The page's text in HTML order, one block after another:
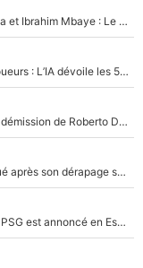
Un record bientôt explosé grâce à Bradley Barcola et Ibrahim Mbaye : Le PSG sur le point de réaliser un mercato historique ?
Zinédine Zidane va sélectionner des nouveaux joueurs : L’IA dévoile les 5 cracks qui pourraient rapidement le rejoindre en équipe de France !
Trahison de Longoria, secrets de Frank McCourt, démission de Roberto De Zerbi : Medhi Benatia se lâche sur son départ de l'OM et fait d'importantes révélations
Incendies en Gironde - Nelson Monfort est attaqué après son dérapage sur CNews : «Et lui, il prend combien pour parler dans un studio climatisé?»
Ferran Torres a pris sa décision : Son transfert au PSG est annoncé en Espagne !